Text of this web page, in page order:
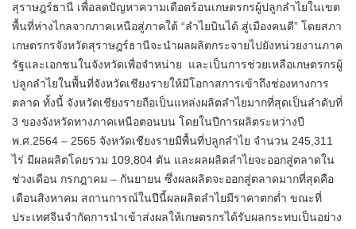
สุราษฎร์ธานี เพื่อลดปัญหาความเดือดร้อนเกษตรกรผู้ปลูกลำไยในเขต
พื้นที่ห่างไกลจากภาคเหนือสู่ภาคใต้ “ลำไยบินได้ สู่เมืองคนดี” โดยสภา
เกษตรกรจังหวัดสุราษฎร์ธานีจะนำผลผลิตกระจายไปยังหน่วยงานภาค
รัฐและเอกชนในจังหวัดเพื่อจำหน่าย และเป็นการช่วยเหลือเกษตรกรผู้
ปลูกลำไยในพื้นที่จังหวัดเชียงรายให้มีโอกาสการเข้าถึงช่องทางการ
ตลาด ทั้งนี้ จังหวัดเชียงรายถือเป็นแหล่งผลิตลำไยมากที่สุดเป็นลำดับที่
3 ของจังหวัดทางภาคเหนือตอนบน โดยในปีการผลิตระหว่างปี
พ.ศ.2564 – 2565 จังหวัดเชียงรายมีพื้นที่ปลูกลำไย จำนวน 245,311
ไร่ มีผลผลิตโดยรวม 109,804 ตัน และผลผลิตลำไยจะออกสู่ตลาดใน
ช่วงเดือน กรกฎาคม – กันยายน ซึ่งผลผลิตจะออกสู่ตลาดมากที่สุดคือ
เดือนสิงหาคม สถานการณ์ในปีนี้ผลผลิตลำไยมีราคาตกต่ำ ขณะที่
ประเทศจีนจำกัดการนำเข้าส่งผลให้เกษตรกรได้รับผลกระทบเป็นอย่าง